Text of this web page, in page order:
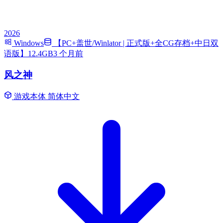
2026
Windows
【PC+盖世/Winlator | 正式版+全CG存档+中日双
语版】12.4GB3 个月前
风之神
游戏本体 简体中文